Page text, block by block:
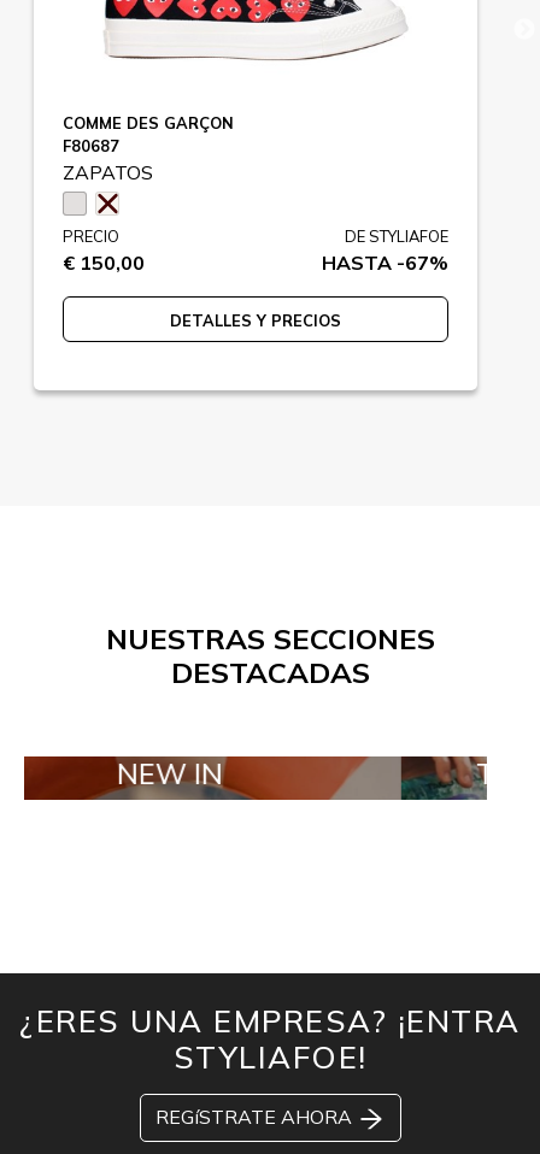
COMME DES GARÇON
F80687
ZAPATOS
PRECIO
€ 150,00
DE STYLIAFOE
HASTA -67%
DETALLES Y PRECIOS
NUESTRAS SECCIONES
DESTACADAS
NEW IN TAILOR
¿ERES UNA EMPRESA? ¡ENTRA
STYLIAFOE!
REGíSTRATE AHORA